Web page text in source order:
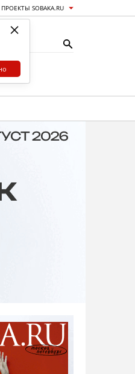
ПРОЕКТЫ SOBAKA.RU
×